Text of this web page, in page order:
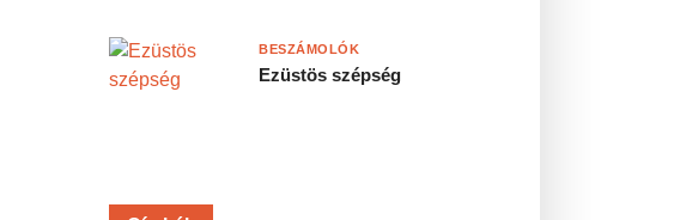
Ezüstös szépség
BESZÁMOLÓK